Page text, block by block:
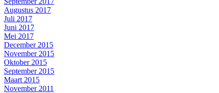
Augustus 2017
Juli 2017
Juni 2017
Mei 2017
December 2015
November 2015
Oktober 2015
September 2015
Maart 2015
November 2011